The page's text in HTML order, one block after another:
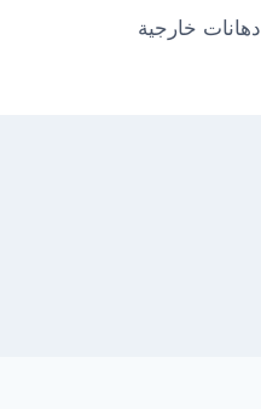
دهانات خارجية